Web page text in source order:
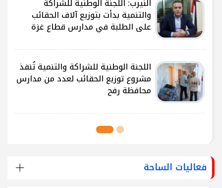
النيرب: اللجنة الوطنية للشراكة
والتنمية بدأت بتوزيع آلاف الحقائب
على الطلبة في مدارس قطاع غزة
اللجنة الوطنية للشراكة والتنمية تُنفذ
مشروع توزيع الحقائب لعدد من مدارس
محافظة رفح
فعاليات الساحة